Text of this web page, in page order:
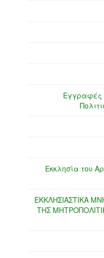
Εγγραφές
Εκκλησία του
ΕΚΚΛΗΣΙΑΣΤΙΚΑ
ΤΗΣ